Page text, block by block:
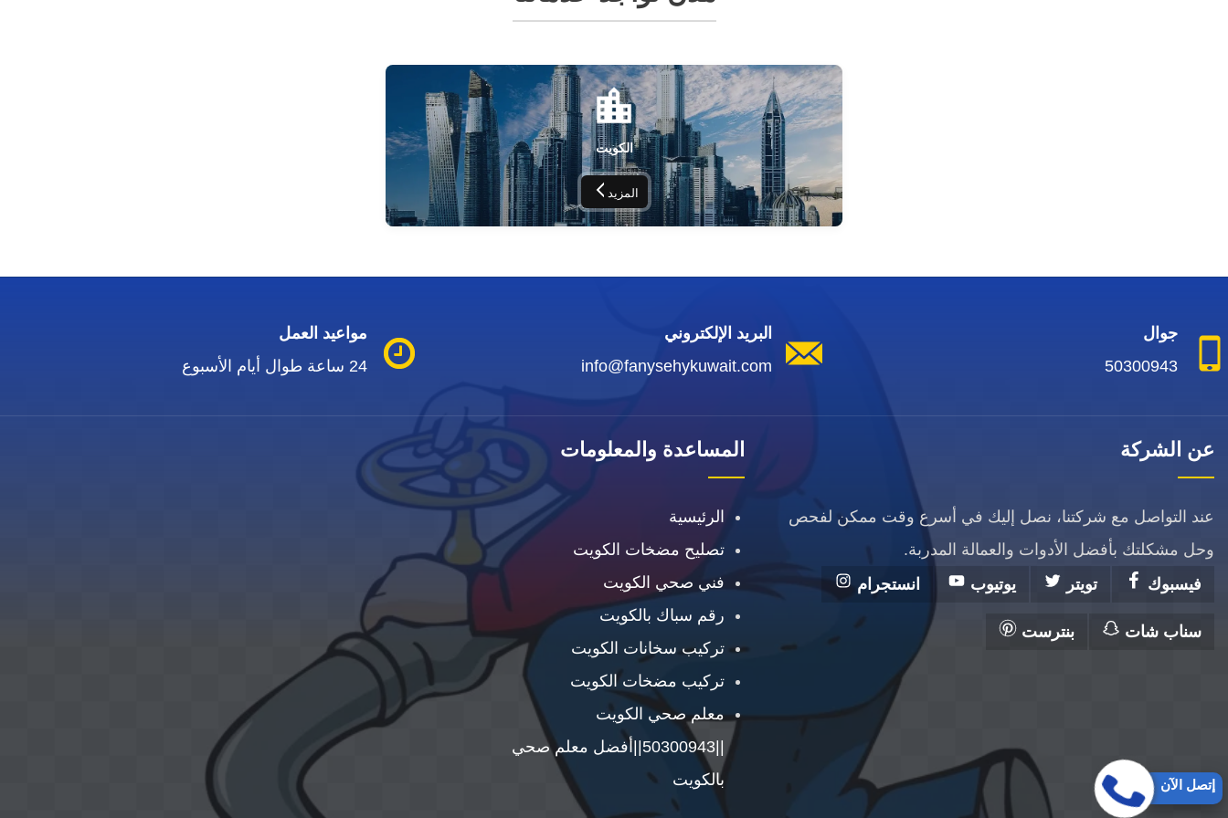
الكويت
المزيد
جوال
50300943
البريد الإلكتروني
info@fanysehykuwait.com
مواعيد العمل
24 ساعة طوال أيام الأسبوع
عن الشركة
عند التواصل مع شركتنا، نصل إليك في أسرع وقت ممكن لفحص
وحل مشكلتك بأفضل الأدوات والعمالة المدربة.
فيسبوك
تويتر يوتيوب انستجرام
سناب شات بنترست
المساعدة والمعلومات
الرئيسية
تصليح مضخات الكويت
فني صحي الكويت
رقم سباك بالكويت
تركيب سخانات الكويت
تركيب مضخات الكويت
معلم صحي الكويت
||50300943||أفضل معلم صحي
بالكويت
إتصل الآن